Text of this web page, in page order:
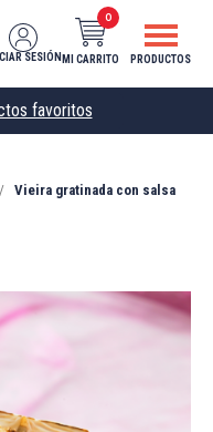
SESIÓN MI CARRITO
0
PRODUCTOS
Vieira gratinada con salsa